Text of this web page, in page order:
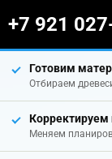
+7 921
Готовим
Отбираем
Корректируем
Меняем